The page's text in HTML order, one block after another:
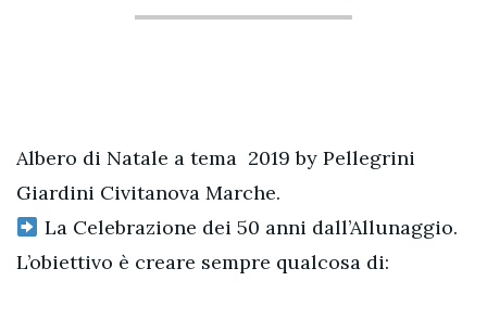
Albero di Natale a tema 2019 by Pellegrini
Giardini Civitanova Marche.
La Celebrazione dei 50 anni dall’Allunaggio.
L’obiettivo è creare sempre qualcosa di: